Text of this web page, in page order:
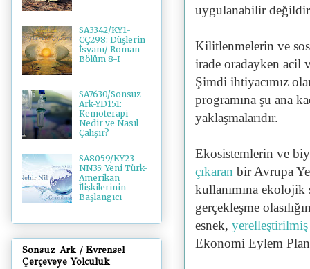
uygulanabilir
Kilitlenmelerin ve
irade oradayken acil
Şimdi ihtiyacımız
programına şu ana
yaklaşmalarıdır.
Ekosistemlerin ve
çıkaran bir Avrupa
kullanımına ekolojik
gerçekleşme
esnek,
Ekonomi Eylem
SA3342/KY1-
CÇ298: Düşlerin
İsyanı/ Roman-
Bölüm 8-I
SA7630/Sonsuz
Ark-YD151:
Kemoterapi
Nedir ve Nasıl
Çalışır?
SA8059/KY23-
NN35: Yeni Türk-
Amerikan
İlişkilerinin
Başlangıcı
Sonsuz Ark / Evrensel
Çerçeveye Yolculuk